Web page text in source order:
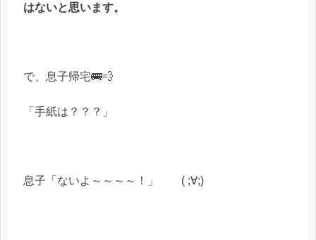
はないと思います。
で、息子帰宅🚌💨
「手紙は？？？」
息子「ないよ～～～～！」 ( ;∀;)